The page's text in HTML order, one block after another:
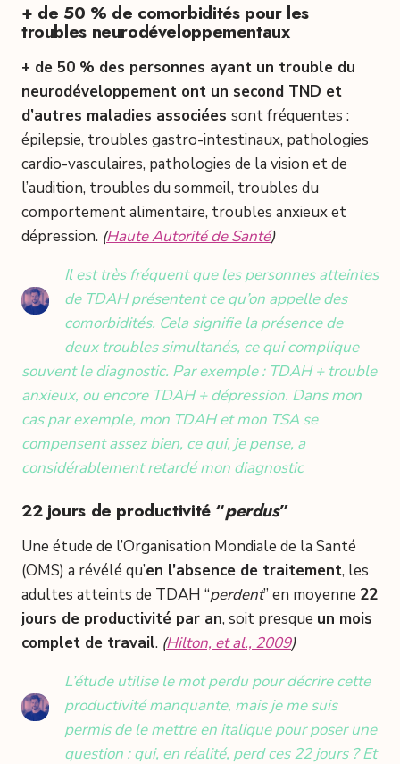
+ de 50 % de comorbidités pour les
troubles neurodéveloppementaux
+ de 50 % des personnes ayant un trouble du
neurodéveloppement ont un second TND et
d’autres maladies associées sont fréquentes :
épilepsie, troubles gastro-intestinaux, pathologies
cardio-vasculaires, pathologies de la vision et de
l’audition, troubles du sommeil, troubles du
comportement alimentaire, troubles anxieux et
dépression. (Haute Autorité de Santé)
Il est très fréquent que les personnes atteintes
de TDAH présentent ce qu’on appelle des
comorbidités. Cela signifie la présence de
deux troubles simultanés, ce qui complique
souvent le diagnostic. Par exemple : TDAH + trouble
anxieux, ou encore TDAH + dépression. Dans mon
cas par exemple, mon TDAH et mon TSA se
compensent assez bien, ce qui, je pense, a
considérablement retardé mon diagnostic
22 jours de productivité “perdus”
Une étude de l’Organisation Mondiale de la Santé
(OMS) a révélé qu’en l’absence de traitement, les
adultes atteints de TDAH “perdent” en moyenne 22
jours de productivité par an, soit presque un mois
complet de travail. (Hilton, et al., 2009)
L’étude utilise le mot perdu pour décrire cette
productivité manquante, mais je me suis
permis de le mettre en italique pour poser une
question : qui, en réalité, perd ces 22 jours ? Et